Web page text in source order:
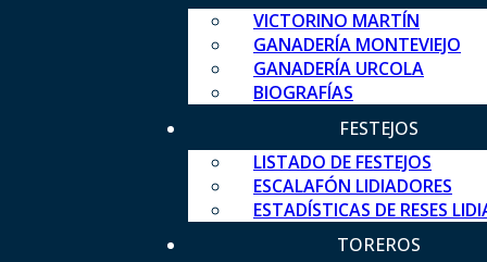
VICTORINO MARTÍN
GANADERÍA MONTEVIEJO
GANADERÍA URCOLA
BIOGRAFÍAS
FESTEJOS
LISTADO DE FESTEJOS
ESCALAFÓN LIDIADORES
ESTADÍSTICAS DE RESES
TOREROS